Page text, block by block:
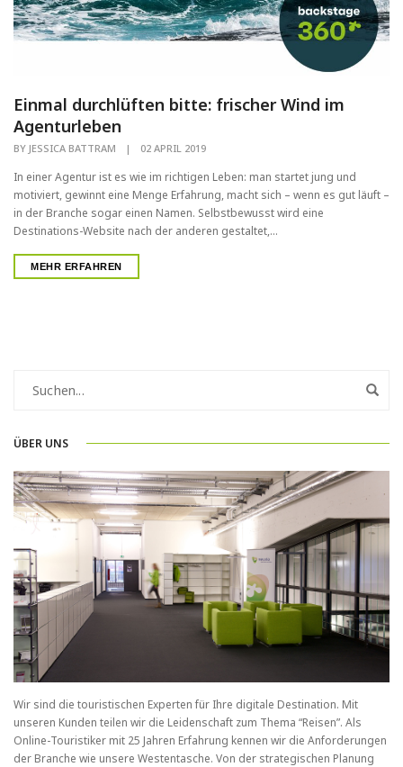
Einmal durchlüften bitte: frischer Wind im
Agenturleben
BY JESSICA BATTRAM | 02 APRIL 2019
In einer Agentur ist es wie im richtigen Leben: man startet jung und
motiviert, gewinnt eine Menge Erfahrung, macht sich – wenn es gut läuft –
in der Branche sogar einen Namen. Selbstbewusst wird eine
Destinations-Website nach der anderen gestaltet,...
MEHR ERFAHREN
ÜBER UNS
Wir sind die touristischen Experten für Ihre digitale Destination. Mit
unseren Kunden teilen wir die Leidenschaft zum Thema “Reisen”. Als
Online-Touristiker mit 25 Jahren Erfahrung kennen wir die Anforderungen
der Branche wie unsere Westentasche. Von der strategischen Planung